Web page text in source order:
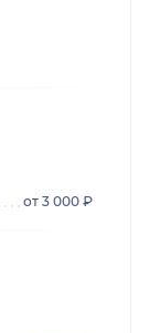
от 3 000 ₽